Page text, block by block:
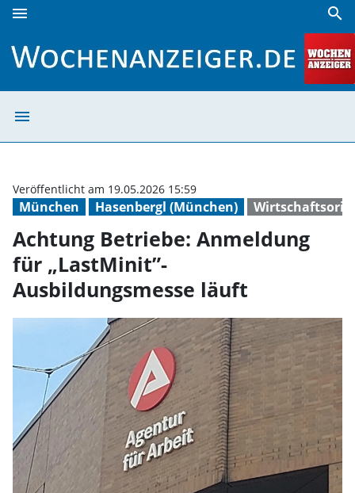
menu search
menu
München Hasenbergl (München)
Veröffentlicht am 19.05.2026 15:59
Achtung Betriebe: Anmeldung
für „LastMinit”-
Ausbildungsmesse läuft